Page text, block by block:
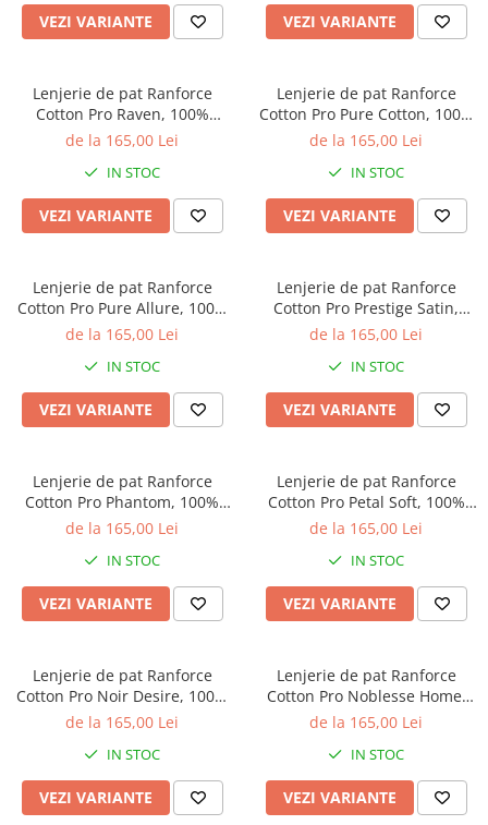
VEZI VARIANTE VEZI VARIANTE
Lenjerie de pat Ranforce
Cotton Pro Raven, 100%
bumbac, verde salvie,
de la 165,00 Lei
IN STOC
VEZI VARIANTE
Lenjerie de pat Ranforce
Cotton Pro Pure Cotton, 100%
bumbac, rosu inchis,
de la 165,00 Lei
IN STOC
VEZI VARIANTE
Lenjerie de pat Ranforce
Cotton Pro Pure Allure, 100%
bumbac, bej, imprimeu floral
de la 165,00 Lei
IN STOC
VEZI VARIANTE
Lenjerie de pat Ranforce
Cotton Pro Prestige Satin,
100% bumbac, alb, imprimeu
de la 165,00 Lei
IN STOC
VEZI VARIANTE
Lenjerie de pat Ranforce
Cotton Pro Phantom, 100%
bumbac, galben mustar,
de la 165,00 Lei
IN STOC
VEZI VARIANTE
Lenjerie de pat Ranforce
Cotton Pro Petal Soft, 100%
bumbac, alb, imprimeu floral
de la 165,00 Lei
IN STOC
VEZI VARIANTE
Lenjerie de pat Ranforce
Cotton Pro Noir Desire, 100%
bumbac, alb, imprimeu floral
de la 165,00 Lei
IN STOC
VEZI VARIANTE
Lenjerie de pat Ranforce
Cotton Pro Noblesse Home,
100% bumbac, alb, imprimeu
de la 165,00 Lei
IN STOC
VEZI VARIANTE